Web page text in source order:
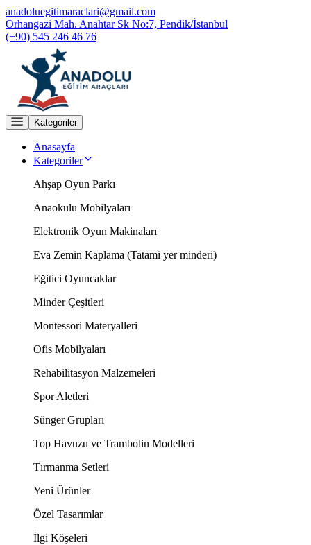
anadoluegitimaraclari@gmail.com
Orhangazi Mah. Anahtar Sk No:7, Pendik/İstanbul
(+90) 545 246 46 76
Kategoriler
Anasayfa
Kategoriler
Ahşap Oyun Parkı
Anaokulu Mobilyaları
Elektronik Oyun Makinaları
Eva Zemin Kaplama (Tatami yer minderi)
Eğitici Oyuncaklar
Minder Çeşitleri
Montessori Materyalleri
Ofis Mobilyaları
Rehabilitasyon Malzemeleri
Spor Aletleri
Sünger Grupları
Top Havuzu ve Trambolin Modelleri
Tırmanma Setleri
Yeni Ürünler
Özel Tasarımlar
İlgi Köşeleri